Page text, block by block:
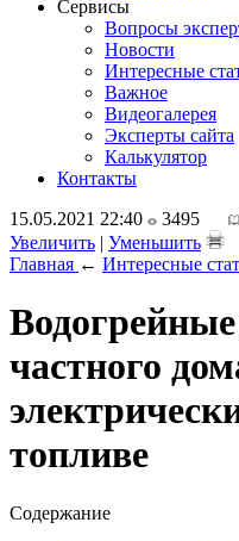
Сервисы
Вопросы
Новости
Интересные
Важное
Видеогалерея
Эксперты сайта
Калькулятор
Контакты
15.05.2021 22:40
3495
Увеличить | Уменьшить
Главная ← Интересные
частного
топливе
Содержание